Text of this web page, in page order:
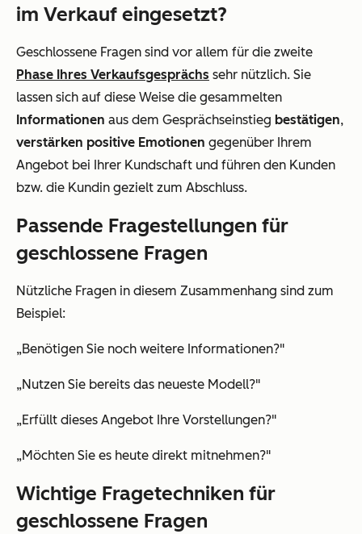
im Verkauf eingesetzt?
Geschlossene Fragen sind vor allem für die zweite
Phase Ihres Verkaufsgesprächs sehr nützlich. Sie
lassen sich auf diese Weise die gesammelten
Informationen aus dem Gesprächseinstieg bestätigen,
verstärken positive Emotionen gegenüber Ihrem
Angebot bei Ihrer Kundschaft und führen den Kunden
bzw. die Kundin gezielt zum Abschluss.
Passende Fragestellungen für
geschlossene Fragen
Nützliche Fragen in diesem Zusammenhang sind zum
Beispiel:
„Benötigen Sie noch weitere Informationen?"
„Nutzen Sie bereits das neueste Modell?"
„Erfüllt dieses Angebot Ihre Vorstellungen?"
„Möchten Sie es heute direkt mitnehmen?"
Wichtige Fragetechniken für
geschlossene Fragen